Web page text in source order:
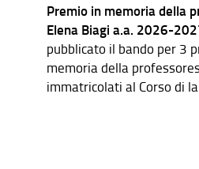
Premio in memoria della
Elena Biagi a.a. 2026-
pubblicato il bando per 3
memoria della
immatricolati al Corso di